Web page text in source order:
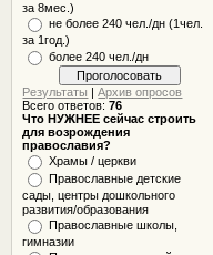
за 8мес.)
не более 240 чел./дн (1чел.
за 1год.)
более 240 чел./дн
Результаты |Архив опросов
Всего ответов:76
Что НУЖНЕЕ сейчас строить
для возрождения
православия?
Храмы / церкви
Православные детские
сады, центры дошкольного
развития/образования
Православные школы,
гимназии